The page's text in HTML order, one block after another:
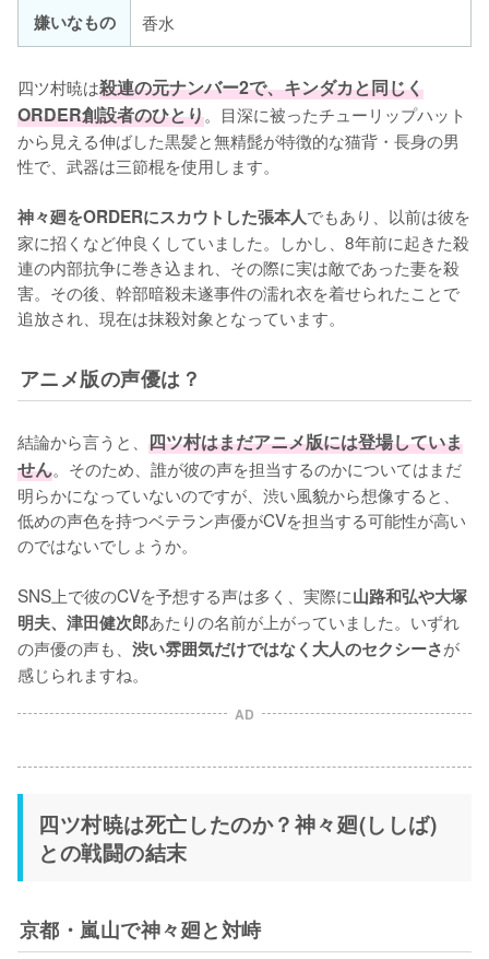
嫌いなもの
香水
四ツ村暁は殺連の元ナンバー2で、キンダカと同じく
ORDER創設者のひとり。目深に被ったチューリップハット
から見える伸ばした黒髪と無精髭が特徴的な猫背・長身の男
性で、武器は三節棍を使用します。
神々廻をORDERにスカウトした張本人でもあり、以前は彼を
家に招くなど仲良くしていました。しかし、8年前に起きた殺
連の内部抗争に巻き込まれ、その際に実は敵であった妻を殺
害。その後、幹部暗殺未遂事件の濡れ衣を着せられたことで
追放され、現在は抹殺対象となっています。
アニメ版の声優は？
結論から言うと、 四ツ村はまだアニメ版には登場していま
せん。そのため、誰が彼の声を担当するのかについてはまだ
明らかになっていないのですが、渋い風貌から想像すると、
低めの声色を持つベテラン声優がCVを担当する可能性が高い
のではないでしょうか。
SNS上で彼のCVを予想する声は多く、実際に山路和弘や大塚
明夫、津田健次郎あたりの名前が上がっていました。いずれ
の声優の声も、 渋い雰囲気だけではなく大人のセクシーさが
感じられますね。
AD
四ツ村暁は死亡したのか？神々廻(ししば)
との戦闘の結末
京都・嵐山で神々廻と対峙